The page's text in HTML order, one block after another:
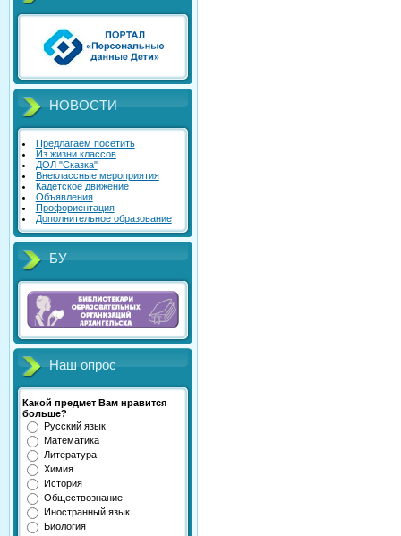
НОВОСТИ
Предлагаем посетить
Из жизни классов
ДОЛ "Сказка"
Внеклассные мероприятия
Кадетское движение
Объявления
Профориентация
Дополнительное образование
БУ
Наш опрос
Какой предмет Вам нравится
больше?
Русский язык
Математика
Литература
Химия
История
Обществознание
Иностранный язык
Биология